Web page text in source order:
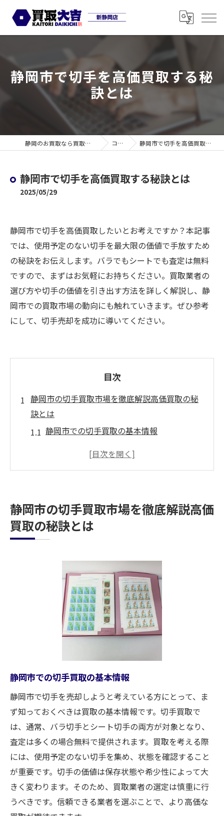
静岡市で切手を高価買取する秘
訣とは
静岡のお買取なら買取大吉 新静岡店 コラム 静岡市で切手を高価買取する秘訣とは
静岡市で切手を高価買取する秘訣とは
2025/05/29
静岡市で切手を高価買取したいとお考えですか？本記事
では、使用予定のない切手を最大限の価値で手放すため
の秘訣をお伝えします。バラでもシートでも査定は無料
ですので、まずはお気軽にお持ちください。買取業者の
選び方や切手の価値を引き出す方法を詳しく解説し、静
岡市での買取市場の動向にも触れていきます。ぜひ参考
にして、切手売却を成功に導いてください。
目次
静岡市の切手買取市場を徹底解説高価買取の秘
訣とは
静岡市での切手買取の基本情報
市場動向を知って高価買取を実現
失敗しないための買取交渉術
切手の価値を引き出す静岡市での買取業者選び
査定基準を理解して賢く選択
無料査定を活用する利点
静岡市内のおすすめ買取店舗
業者選びで注意すべきポイント
査定を受ける前に知っておくべきこと
効率的な査定に向けた準備方法
査定結果を正確に理解する方法
複数業者での査定を比較する利点
無料査定を受ける際の注意点
査定後の最適な行動プラン
バラでもシートでもOK静岡市での切手買取の流
れ
静岡市の切手買取市場を徹底解説高価
買取の秘訣とは
静岡市での切手買取の基本情報
静岡市で切手を売却しようと考えている方にとって、ま
ず知っておくべきは買取の基本情報です。切手買取で
は、通常、バラ切手とシート切手の両方が対象となり、
査定は多くの場合無料で提供されます。買取を考える際
には、使用予定のない切手を集め、状態を確認すること
が重要です。切手の価値は保存状態や希少性によって大
きく変わります。そのため、買取業者の選定は慎重に行
うべきです。信頼できる業者を選ぶことで、より高価な